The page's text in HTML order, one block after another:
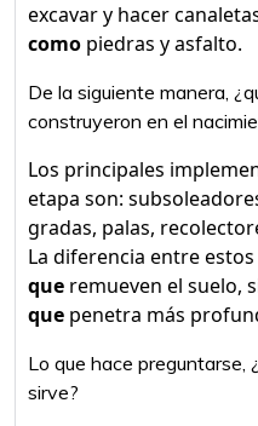
excavar y hacer
como piedras y asfalto.
De la siguiente manera,
construyeron en el
Los principales
etapa son:
gradas, palas,
La diferencia entre
que remueven el suelo,
que penetra más
Lo que hace preguntarse,
sirve?